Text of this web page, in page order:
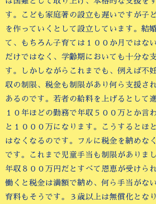
す。こども家庭著の設立も遅いですが子
を作っていくとして設立しています。結
て、もちろん子育ては１００か月ではな
だけではなく、学齢期においても十分な
す。しかしながらこれまでも、例えば不
収の制限、税金も制限があり何ら支援さ
あるのです。若者の給料を上げるとして
１０年ほどの勤務で年収５００万とか言
と１０００万になります。こうするとほ
はなくなるのです。フルに税金を納めな
です。これまで児童手当も制限がありま
年収８００万円だとすべて恩恵が受けら
働くと税金は満額で納め、何ら手当がな
育料もそうです。３歳以上は無償化とな